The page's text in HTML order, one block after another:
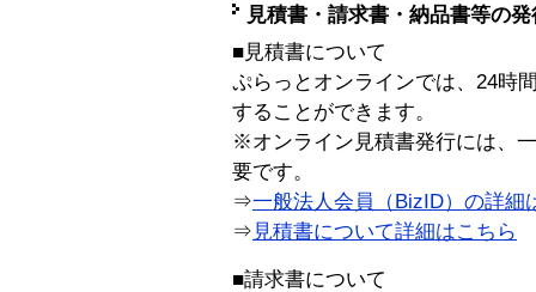
見積書・請求書・納品書等の
■見積書について
ぷらっとオンラインでは、24時
することができます。
※オンライン見積書発行には、
要です。
⇒一般法人会員（BizID）の詳細
⇒ 見積書について詳細はこちら
■請求書について